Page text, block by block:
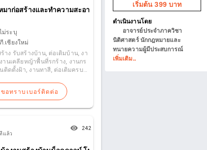
วจ ครบ โดย วิศวกร และ สถาปนิก มือ อาชีพ TEL.[ข้อความถูกปิดไ
มาก่อสร้างและทำความสะอาด ต่อเติมครบวงจร
ม่ระบุ
.เชียงใหม่
าง รับสร้างบ้าน, ต่อเติมบ้าน, งา
านเคลียหญ้าพื้นที่รกร้าง, งานกร
ติดตั้งฝ้า, งานทาสี, ต่อเติมครบว
ของทั่วไป รับขนสิ่งของที่ไม่ได้ใช้
ความสะอาดพื้นที่ให้ ตู้ โต๊ะ เก้าอี้
:
ย
ขอทราบเบอร์ติดต่อ
แล้ว
remove_red_eye 242
เริ่มต้น 399 บาท
ดำเนินงานโดย
อาจารย์ประจำภาควิชา
นิติศาสตร์ นักกฎหมายและ
ทนายความผู้มีประสบการณ์
เพิ่มเติม..